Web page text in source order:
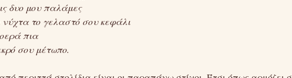
δυο μου παλάμες
το γελαστό σου κεφάλι
πια
σου μέτωπο.